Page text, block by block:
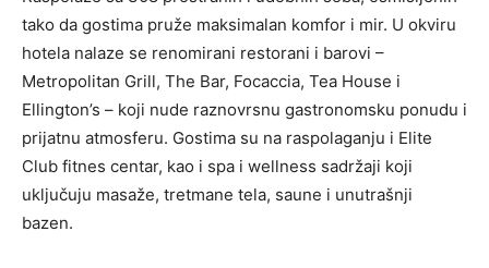
tako da gostima pruže maksimalan komfor i mir. U okviru
hotela nalaze se renomirani restorani i barovi –
Metropolitan Grill, The Bar, Focaccia, Tea House i
Ellington’s – koji nude raznovrsnu gastronomsku ponudu i
prijatnu atmosferu. Gostima su na raspolaganju i Elite
Club fitnes centar, kao i spa i wellness sadržaji koji
uključuju masaže, tretmane tela, saune i unutrašnji
bazen.